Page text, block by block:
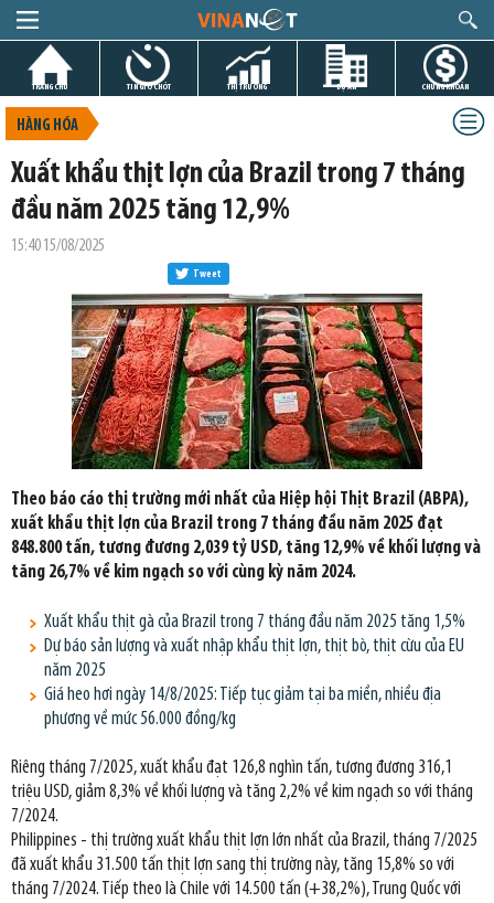
TRANG CHỦ TIN GIỜ CHÓT THỊ TRƯỜNG DỰ ÁN CHỨNG KHOÁN
HÀNG HÓA
Xuất khẩu thịt lợn của Brazil trong 7 tháng
đầu năm 2025 tăng 12,9%
15:40 15/08/2025
Tweet
Theo báo cáo thị trường mới nhất của Hiệp hội Thịt Brazil (ABPA),
xuất khẩu thịt lợn của Brazil trong 7 tháng đầu năm 2025 đạt
848.800 tấn, tương đương 2,039 tỷ USD, tăng 12,9% về khối lượng và
tăng 26,7% về kim ngạch so với cùng kỳ năm 2024.
Xuất khẩu thịt gà của Brazil trong 7 tháng đầu năm 2025 tăng 1,5%
Dự báo sản lượng và xuất nhập khẩu thịt lợn, thịt bò, thịt cừu của EU
năm 2025
Giá heo hơi ngày 14/8/2025: Tiếp tục giảm tại ba miền, nhiều địa
phương về mức 56.000 đồng/kg
Riêng tháng 7/2025, xuất khẩu đạt 126,8 nghìn tấn, tương đương 316,1
triệu USD, giảm 8,3% về khối lượng và tăng 2,2% về kim ngạch so với tháng
7/2024.
Philippines - thị trường xuất khẩu thịt lợn lớn nhất của Brazil, tháng 7/2025
đã xuất khẩu 31.500 tấn thịt lợn sang thị trường này, tăng 15,8% so với
tháng 7/2024. Tiếp theo là Chile với 14.500 tấn (+38,2%), Trung Quốc với